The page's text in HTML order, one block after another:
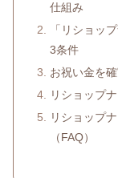
仕組み
「リショッ
3条件
お祝い金を
リショップ
リショップ
（FAQ）